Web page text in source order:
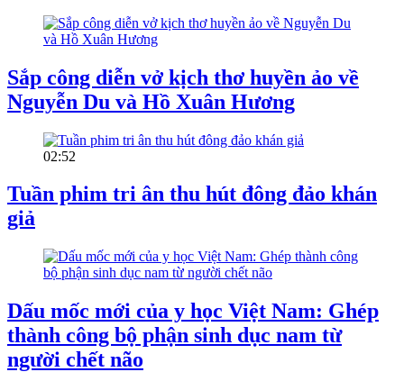
Sắp công diễn vở kịch thơ huyền ảo về
Nguyễn Du và Hồ Xuân Hương
02:52
Tuần phim tri ân thu hút đông đảo khán
giả
Dấu mốc mới của y học Việt Nam: Ghép
thành công bộ phận sinh dục nam từ
người chết não